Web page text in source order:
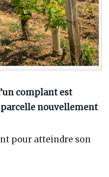
complant est
parcelle nouvellement
pour atteindre son